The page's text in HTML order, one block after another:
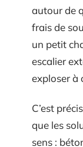
autour de
frais de
un petit
escalier
exploser à
C’est
que les
sens :